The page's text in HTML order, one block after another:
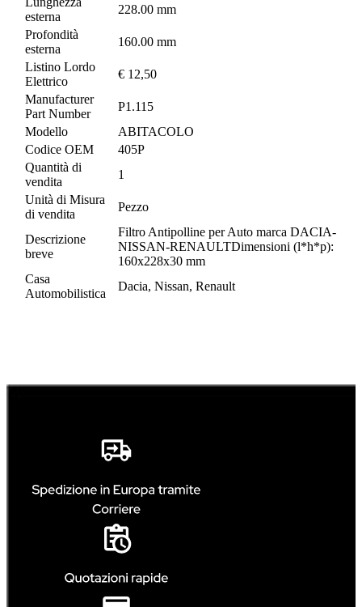
esterna
228.00 mm
Profondità
esterna
160.00 mm
Listino Lordo
Elettrico
€ 12,50
Manufacturer
Part Number
P1.115
Modello
ABITACOLO
Codice OEM
405P
Quantità di
vendita
1
Unità di Misura
di vendita
Pezzo
Descrizione
breve
Filtro Antipolline per Auto marca DACIA-
NISSAN-RENAULTDimensioni (l*h*p):
160x228x30 mm
Casa
Automobilistica
Dacia, Nissan, Renault